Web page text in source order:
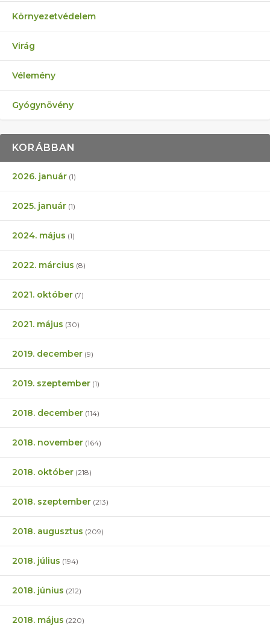
Környezetvédelem
Virág
Vélemény
Gyógynövény
KORÁBBAN
2026. január (1)
2025. január (1)
2024. május (1)
2022. március (8)
2021. október (7)
2021. május (30)
2019. december (9)
2019. szeptember (1)
2018. december (114)
2018. november (164)
2018. október (218)
2018. szeptember (213)
2018. augusztus (209)
2018. július (194)
2018. június (212)
2018. május (220)